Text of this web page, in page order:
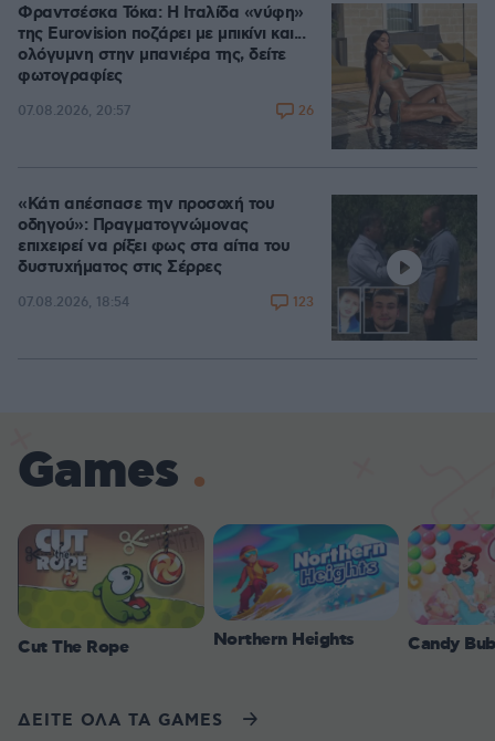
Φραντσέσκα Τόκα: Η Ιταλίδα «νύφη»
της Eurovision ποζάρει με μπικίνι και...
ολόγυμνη στην μπανιέρα της, δείτε
φωτογραφίες
07.08.2026, 20:57 26
«Κάτι απέσπασε την προσοχή του
οδηγού»: Πραγματογνώμονας
επιχειρεί να ρίξει φως στα αίτια του
δυστυχήματος στις Σέρρες
07.08.2026, 18:54 123
Games
Cut The Rope Northern Heights Candy
ΔΕΙΤΕ ΟΛΑ ΤΑ GAMES